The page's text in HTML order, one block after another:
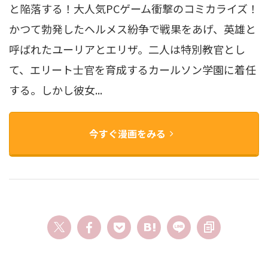
と陥落する！大人気PCゲーム衝撃のコミカライズ！
かつて勃発したヘルメス紛争で戦果をあげ、英雄と
呼ばれたユーリアとエリザ。二人は特別教官とし
て、エリート士官を育成するカールソン学園に着任
する。しかし彼女...
今すぐ漫画をみる